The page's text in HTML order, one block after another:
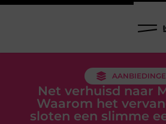
Net verhuisd naar
Waarom het
sloten een slimme